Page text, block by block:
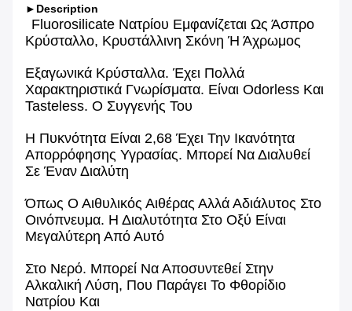
►Description
Fluorosilicate Νατρίου Εμφανίζεται Ως Άσπρο
Κρύσταλλο, Κρυστάλλινη Σκόνη Ή Άχρωμος
Εξαγωνικά Κρύσταλλα. Έχει Πολλά
Χαρακτηριστικά Γνωρίσματα. Είναι Odorless Και
Tasteless. Ο Συγγενής Του
Η Πυκνότητα Είναι 2,68 Έχει Την Ικανότητα
Απορρόφησης Υγρασίας. Μπορεί Να Διαλυθεί
Σε Έναν Διαλύτη
Όπως Ο Αιθυλικός Αιθέρας Αλλά Αδιάλυτος Στο
Οινόπνευμα. Η Διαλυτότητα Στο Οξύ Είναι
Μεγαλύτερη Από Αυτό
Στο Νερό. Μπορεί Να Αποσυντεθεί Στην
Αλκαλική Λύση, Που Παράγει Το Φθορίδιο
Νατρίου Και